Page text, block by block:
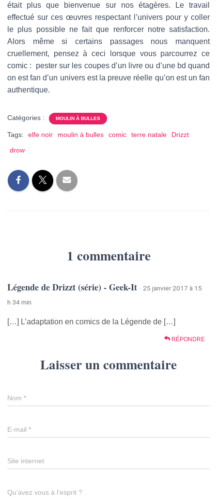
était plus que bienvenue sur nos étagères. Le travail
effectué sur ces œuvres respectant l’univers pour y coller
le plus possible ne fait que renforcer notre satisfaction.
Alors même si certains passages nous manquent
cruellement, pensez à ceci lorsque vous parcourrez ce
comic : pester sur les coupes d’un livre ou d’une bd quand
on est fan d’un univers est la preuve réelle qu’on est un fan
authentique.
Catégories : MOULIN À BULLES
Tags: elfe noir moulin à bulles comic terre natale
Drizzt
drow
1 commentaire
Légende de Drizzt (série) - Geek-It · 25 janvier 2017 à 15
h 34 min
[…] L’adaptation en comics de la Légende de […]
RÉPONDRE
Laisser un commentaire
Nom *
E-mail *
Site internet
Qu’avez vous à l’esprit ?